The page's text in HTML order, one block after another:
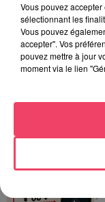
29 juillet 2026
INCENDIE EN
PAS...
Vous pouvez
sélectionnant les
Vous pouvez
accepter". Vos
pouvez mettre à jour
moment via le lien